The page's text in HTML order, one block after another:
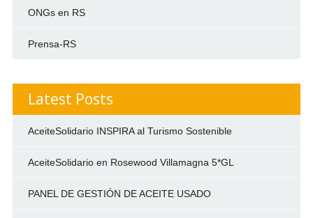
ONGs en RS
Prensa-RS
Latest Posts
AceiteSolidario INSPIRA al Turismo Sostenible
AceiteSolidario en Rosewood Villamagna 5*GL
PANEL DE GESTIÓN DE ACEITE USADO